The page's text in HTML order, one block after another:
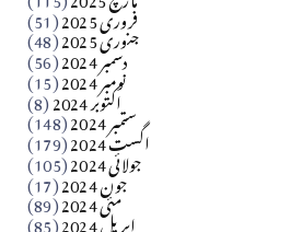
کی ضرورت ہے؟ از،،، ظہیرالدین
فروری 2025 (51) جنوری 2025 (48) دسمبر 2024 (56) نومبر 2024 (15) اکتوبر 2024 (8) ستمبر 2024 (148) اگست 2024 (179) جولائی 2024 (105) جون 2024 (17) مئی 2024 (89) اپریل 2024 (85)